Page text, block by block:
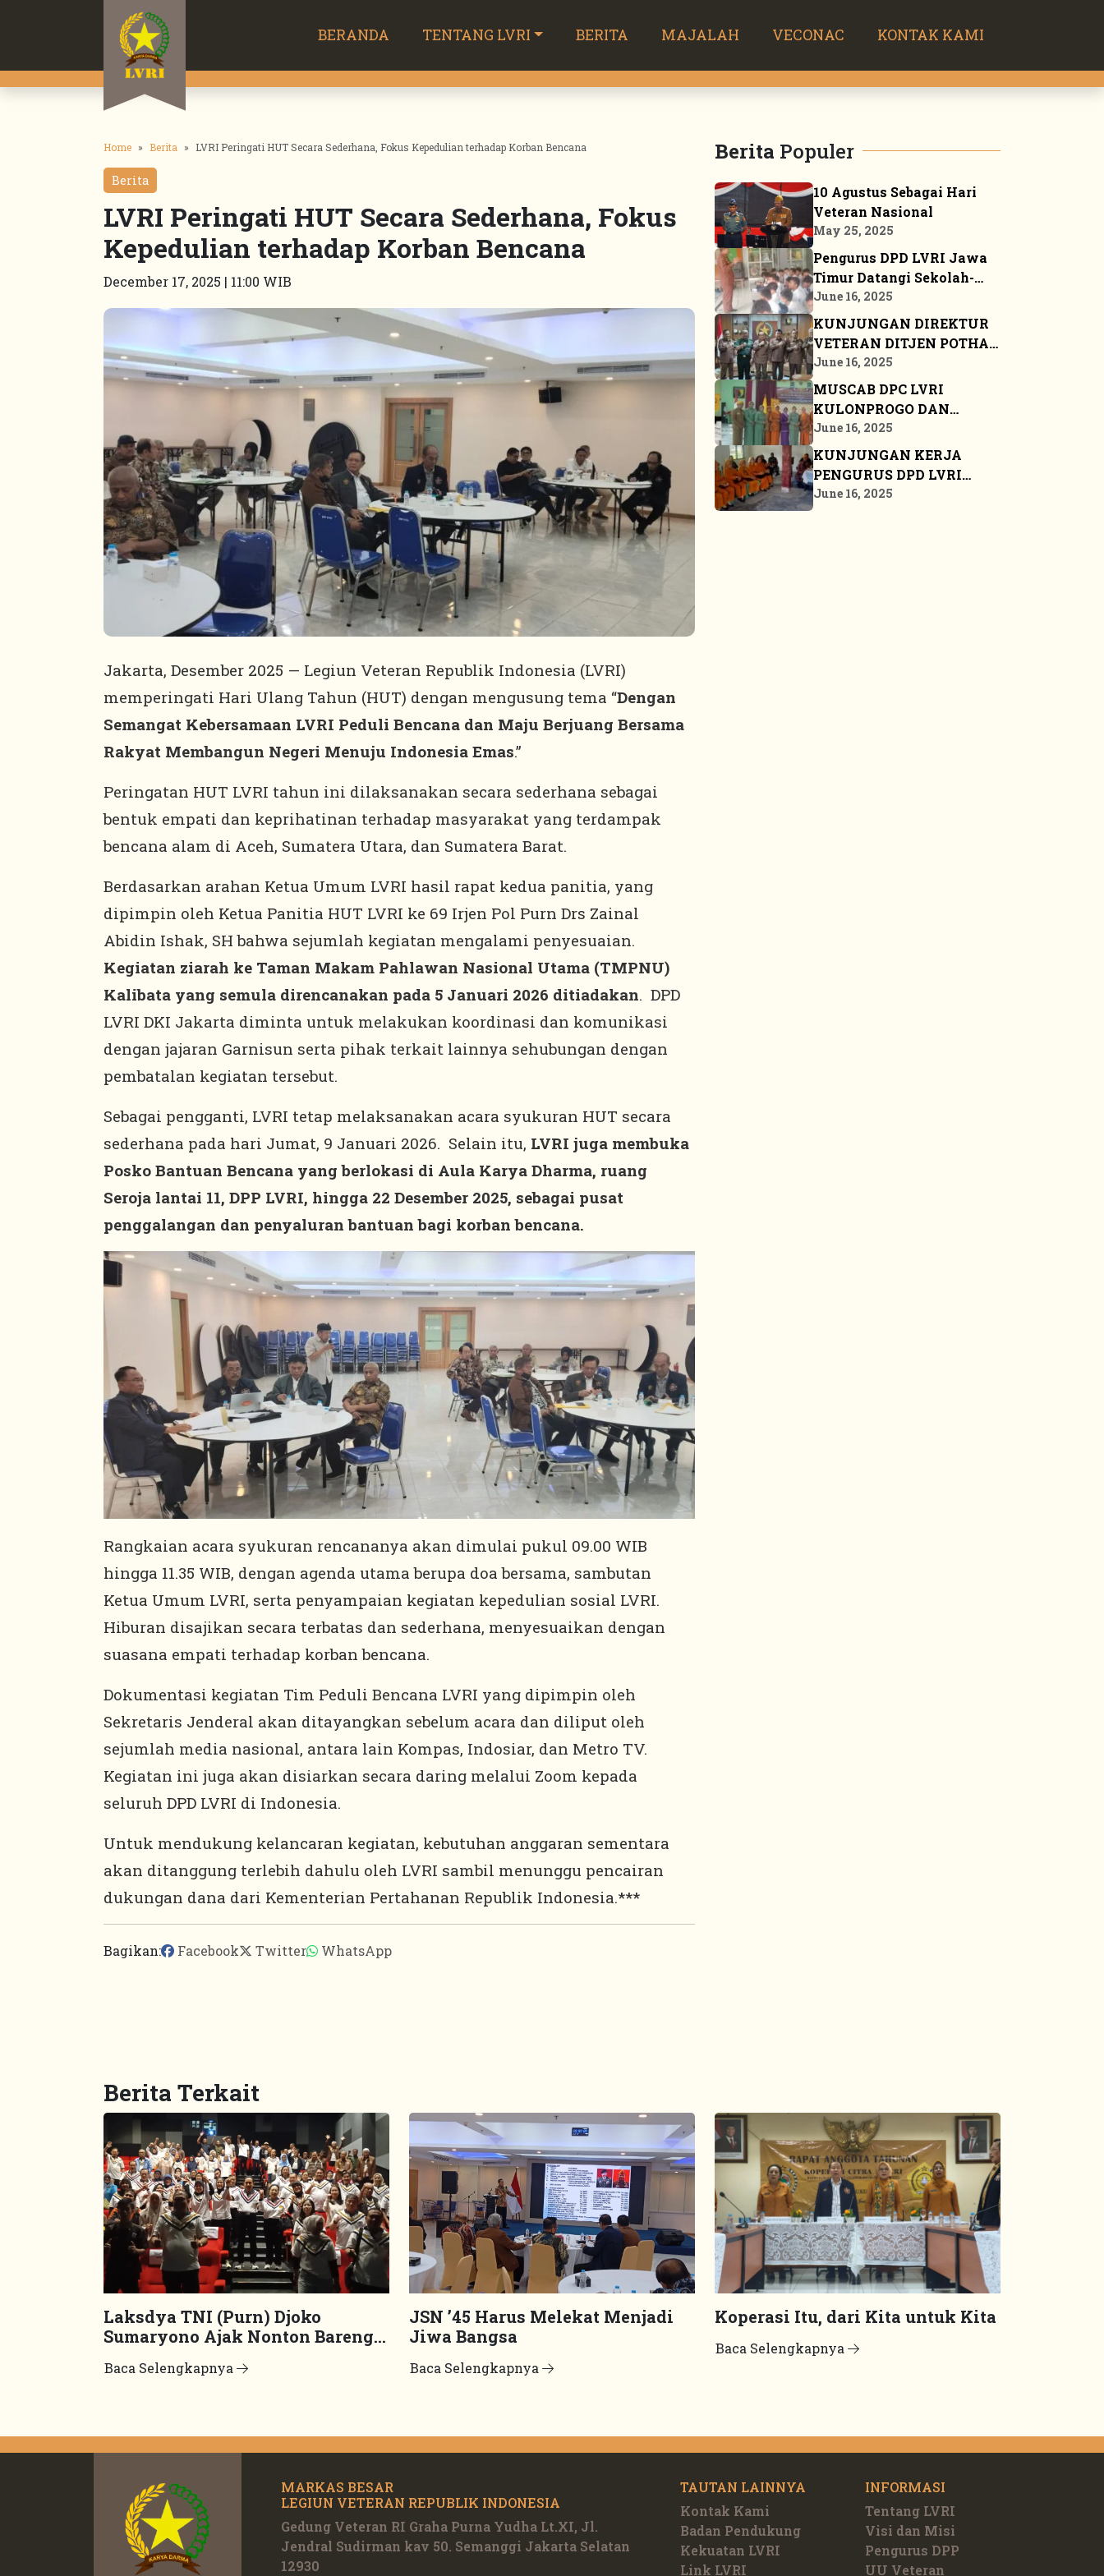
BERANDA TENTANG LVRI BERITA MAJALAH VECONAC KONTAK KAMI
Home Berita LVRI Peringati HUT Secara Sederhana, Fokus Kepedulian terhadap Korban Bencana
Berita
LVRI Peringati HUT Secara Sederhana, Fokus
Kepedulian terhadap Korban Bencana
December 17, 2025 | 11:00 WIB
Jakarta, Desember 2025 — Legiun Veteran Republik Indonesia (LVRI)
memperingati Hari Ulang Tahun (HUT) dengan mengusung tema “Dengan
Semangat Kebersamaan LVRI Peduli Bencana dan Maju Berjuang Bersama
Rakyat Membangun Negeri Menuju Indonesia Emas.”
Peringatan HUT LVRI tahun ini dilaksanakan secara sederhana sebagai
bentuk empati dan keprihatinan terhadap masyarakat yang terdampak
bencana alam di Aceh, Sumatera Utara, dan Sumatera Barat.
Berdasarkan arahan Ketua Umum LVRI hasil rapat kedua panitia, yang
dipimpin oleh Ketua Panitia HUT LVRI ke 69 Irjen Pol Purn Drs Zainal
Abidin Ishak, SH bahwa sejumlah kegiatan mengalami penyesuaian.
Kegiatan ziarah ke Taman Makam Pahlawan Nasional Utama (TMPNU)
Kalibata yang semula direncanakan pada 5 Januari 2026 ditiadakan. DPD
LVRI DKI Jakarta diminta untuk melakukan koordinasi dan komunikasi
dengan jajaran Garnisun serta pihak terkait lainnya sehubungan dengan
pembatalan kegiatan tersebut.
Sebagai pengganti, LVRI tetap melaksanakan acara syukuran HUT secara
sederhana pada hari Jumat, 9 Januari 2026. Selain itu, LVRI juga membuka
Posko Bantuan Bencana yang berlokasi di Aula Karya Dharma, ruang
Seroja lantai 11, DPP LVRI, hingga 22 Desember 2025, sebagai pusat
penggalangan dan penyaluran bantuan bagi korban bencana.
Rangkaian acara syukuran rencananya akan dimulai pukul 09.00 WIB
hingga 11.35 WIB, dengan agenda utama berupa doa bersama, sambutan
Ketua Umum LVRI, serta penyampaian kegiatan kepedulian sosial LVRI.
Hiburan disajikan secara terbatas dan sederhana, menyesuaikan dengan
suasana empati terhadap korban bencana.
Dokumentasi kegiatan Tim Peduli Bencana LVRI yang dipimpin oleh
Sekretaris Jenderal akan ditayangkan sebelum acara dan diliput oleh
sejumlah media nasional, antara lain Kompas, Indosiar, dan Metro TV.
Kegiatan ini juga akan disiarkan secara daring melalui Zoom kepada
seluruh DPD LVRI di Indonesia.
Untuk mendukung kelancaran kegiatan, kebutuhan anggaran sementara
akan ditanggung terlebih dahulu oleh LVRI sambil menunggu pencairan
dukungan dana dari Kementerian Pertahanan Republik Indonesia.***
Bagikan: Facebook Twitter WhatsApp
Berita Populer
10 Agustus Sebagai Hari
Veteran Nasional
May 25, 2025
Pengurus DPD LVRI Jawa
Timur Datangi Sekolah-
sekolah Sosialisasikan
JSN ’45
June 16, 2025
KUNJUNGAN DIREKTUR
VETERAN DITJEN POTHAN
KE MARKAS BESAR DPP
LVRI
June 16, 2025
MUSCAB DPC LVRI
KULONPROGO DAN
BANGKALAN
June 16, 2025
KUNJUNGAN KERJA
PENGURUS DPD LVRI
PROPINSI KEPULAUAN
June 16, 2025
Berita Terkait
Laksdya TNI (Purn) Djoko
Sumaryono Ajak Nonton Bareng
Baca Selengkapnya
JSN ’45 Harus Melekat Menjadi
Jiwa Bangsa
Baca Selengkapnya
Koperasi Itu, dari Kita untuk Kita
Baca Selengkapnya
MARKAS BESAR
LEGIUN VETERAN REPUBLIK INDONESIA
Gedung Veteran RI Graha Purna Yudha Lt.XI, Jl.
Jendral Sudirman kav 50. Semanggi Jakarta Selatan
12930
TAUTAN LAINNYA
Kontak Kami
Badan Pendukung
Kekuatan LVRI
Link LVRI
INFORMASI
Tentang LVRI
Visi dan Misi
Pengurus DPP
UU Veteran